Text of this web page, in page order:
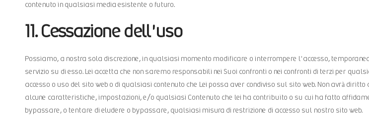
contenuto in qualsiasi media esistente o futuro.
11. Cessazione dell'uso
Possiamo, a nostra sola discrezione, in qualsiasi momento modificare o interrompere l'accesso,
servizio su di esso. Lei accetta che non saremo responsabili nei Suoi confronti o nei confronti di terzi per
accesso o uso del sito web o di qualsiasi contenuto che Lei possa aver condiviso sul sito web. Non avrà
alcune caratteristiche, impostazioni, e/o qualsiasi Contenuto che lei ha contribuito o su cui ha fatto
bypassare, o tentare di eludere o bypassare, qualsiasi misura di restrizione di accesso sul nostro sito web.